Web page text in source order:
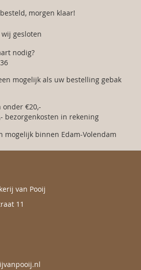
pagina
morgen klaar!
gesloten
nodig?
mogelijk als uw bestelling gebak
€20,-
bezorgenkosten in rekening
mogelijk binnen Edam-Volendam
van Pooij
11